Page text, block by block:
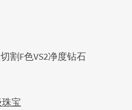
割F色VS2净度钻石
宝